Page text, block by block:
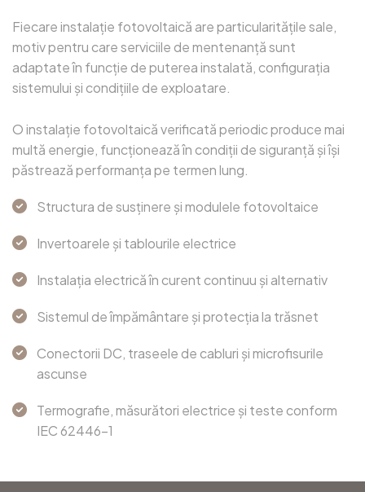
Fiecare instalație fotovoltaică are particularitățile sale,
motiv pentru care serviciile de mentenanță sunt
adaptate în funcție de puterea instalată, configurația
sistemului și condițiile de exploatare.
O instalație fotovoltaică verificată periodic produce mai
multă energie, funcționează în condiții de siguranță și își
păstrează performanța pe termen lung.
Structura de susținere și modulele fotovoltaice
Invertoarele și tablourile electrice
Instalația electrică în curent continuu și alternativ
Sistemul de împământare și protecția la trăsnet
Conectorii DC, traseele de cabluri și microfisurile
ascunse
Termografie, măsurători electrice și teste conform
IEC 62446-1